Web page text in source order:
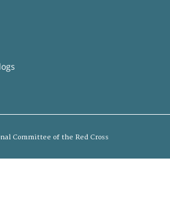
Committee of the Red Cross